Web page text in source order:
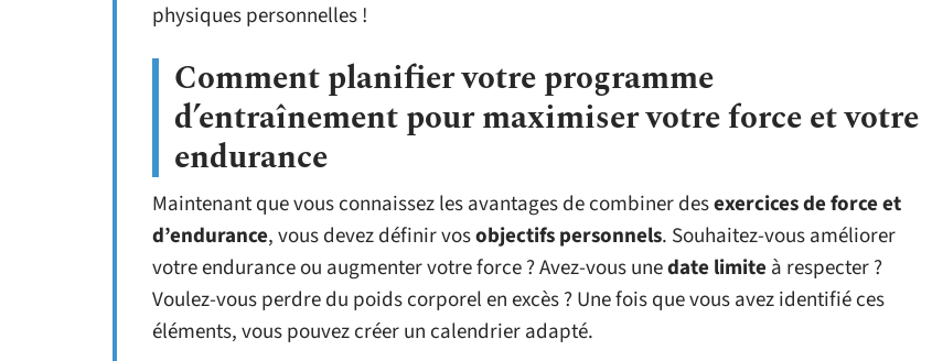
physiques personnelles !
Comment planifier votre programme
d’entraînement pour maximiser votre force et votre
endurance
Maintenant que vous connaissez les avantages de combiner desexercices de force et
d’endurance, vous devez définir vosobjectifs personnels. Souhaitez-vous améliorer
votre endurance ou augmenter votre force ? Avez-vous unedate limite à respecter ?
Voulez-vous perdre du poids corporel en excès ? Une fois que vous avez identifié ces
éléments, vous pouvez créer un calendrier adapté.